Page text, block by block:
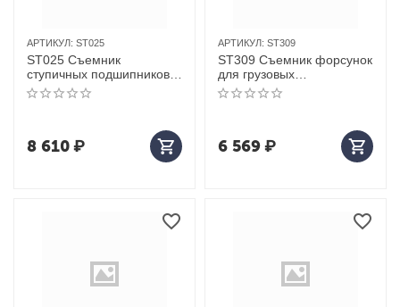
АРТИКУЛ: ST025
ST025 Съемник
ступичных подшипников,
23 предмета
8 610₽
АРТИКУЛ: ST309
ST309 Съемник форсунок
для грузовых
автомобилей
6 569₽